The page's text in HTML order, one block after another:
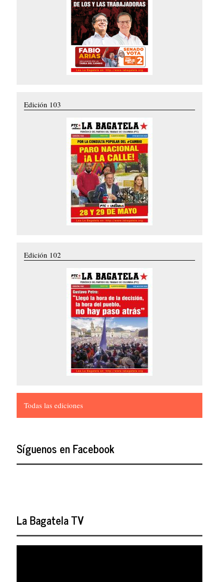
Edición 103
Edición 102
Todas las ediciones
Síguenos en Facebook
La Bagatela TV